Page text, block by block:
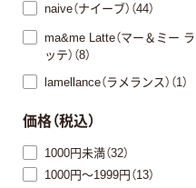
naive（ナイーブ）（44）
ma&me Latte（マー＆ミー ラ
ッテ）（8）
lamellance（ラメランス）（1）
価格（税込）
1000円未満（32）
1000円～1999円（13）